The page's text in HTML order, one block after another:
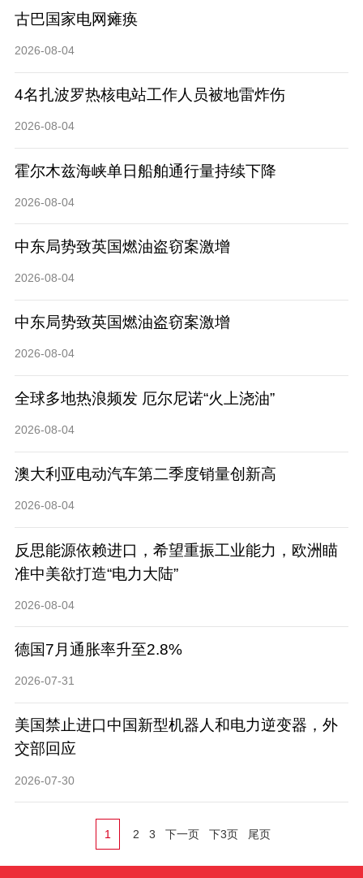
古巴国家电网瘫痪
2026-08-04
4名扎波罗热核电站工作人员被地雷炸伤
2026-08-04
​霍尔木兹海峡单日船舶通行量持续下降
2026-08-04
中东局势致英国燃油盗窃案激增
2026-08-04
中东局势致英国燃油盗窃案激增
2026-08-04
全球多地热浪频发 厄尔尼诺“火上浇油”
2026-08-04
澳大利亚电动汽车第二季度销量创新高
2026-08-04
反思能源依赖进口，希望重振工业能力，欧洲瞄
准中美欲打造“电力大陆”
2026-08-04
德国7月通胀率升至2.8%
2026-07-31
美国禁止进口中国新型机器人和电力逆变器，外
交部回应
2026-07-30
1 2 3 下一页 下3页 尾页